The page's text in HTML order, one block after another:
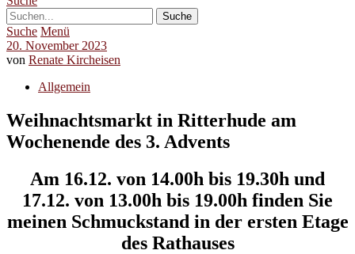
Suche Menü
20. November 2023
von Renate Kircheisen
Allgemein
Weihnachtsmarkt in Ritterhude am
Wochenende des 3. Advents
Am 16.12. von 14.00h bis 19.30h und
17.12. von 13.00h bis 19.00h finden Sie
meinen Schmuckstand in der ersten Etage
des Rathauses